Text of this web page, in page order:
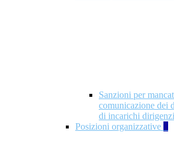
Sanzioni per
comunicazione dei
di incarichi
Posizioni organizzative 1